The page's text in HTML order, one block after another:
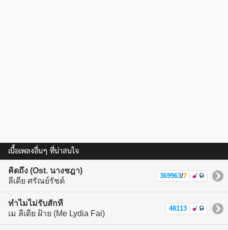
เนื้อเพลงอื่นๆ ที่น่าสนใจ
คิดถึง (Ost. นางชฎา)
ลีเดีย ศรัณย์รัชต์
369963/7
ทำไมไม่รับสักที
เม ลีเดีย ฝ้าย (Me Lydia Fai)
48113